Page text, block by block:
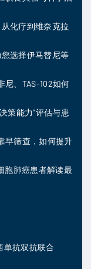
化疗到维奈克拉
选择伊马替尼等
尼、TAS-102如何
策能力”评估与患
早筛查，如何提升
胞肺癌患者解读最
单抗双抗联合